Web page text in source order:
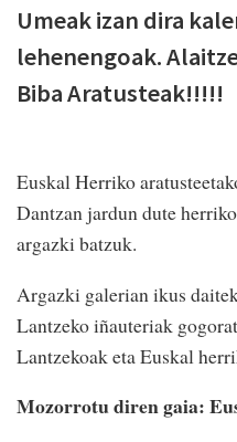
Umeak izan dira
lehenengoak.
Biba Aratusteak!!!!!
Euskal Herriko
Dantzan jardun dute
argazki batzuk.
Argazki galerian ikus
Lantzeko iñauteriak
Lantzekoak eta Euskal
Mozorrotu diren gaia: